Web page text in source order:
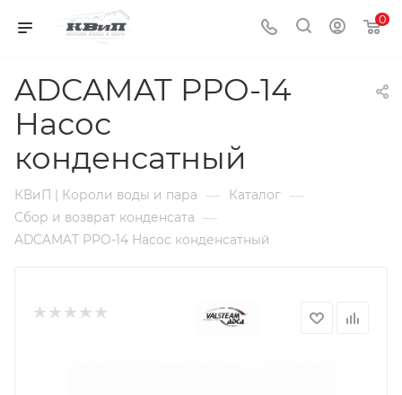
0
ADCAMAT PPO-14
Насос
конденсатный
КВиП | Короли воды и пара — Каталог —
Сбор и возврат конденсата —
ADCAMAT PPO-14 Насос конденсатный